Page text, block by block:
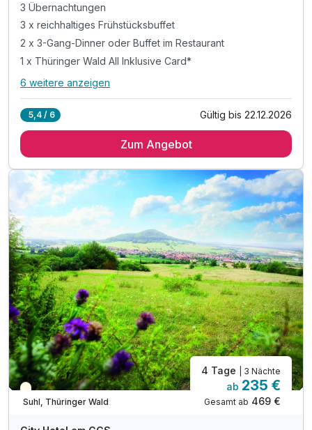
3 Übernachtungen
3 x reichhaltiges Frühstücksbuffet
2 x 3-Gang-Dinner oder Buffet im Restaurant
1 x Thüringer Wald All Inklusive Card*
Alle Inklusivleistungen
3 x reichhaltiges Frühstücksbuffet
1 x Thüringer Wald All Inklusive Card*
* Eintritt in das H2Oberhof Wellness & Erlebnisbad
* Eintritt in das SAALEMAXX Erlebnisbad
* Fahrt mit der Sommerrodelbahn Ruhla
* Fahrt mit der Thüringer Bergbahn
* und vieles mehr!
inkl. WLAN
6 weitere anzeigen
5,4 / 6 Gültig bis 22.12.2026
Zum Angebot
Saisonal verfügbar
Suhl, Thüringer Wald
4 Tage | 3 Nächte
ab 235 €
Gesamt ab 469 €